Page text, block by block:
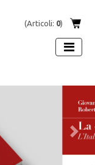
(Articoli: 0)
Next